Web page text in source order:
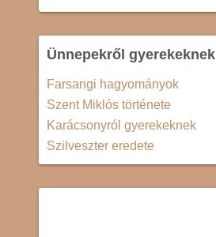
Ünnepekről gyerekeknek
Farsangi hagyományok
Szent Miklós története
Karácsonyról gyerekeknek
Szilveszter eredete